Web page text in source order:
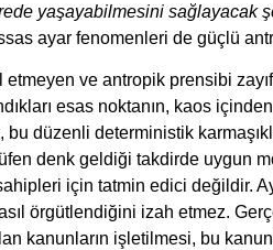
yaşayabilmesini sağlayacak
ayar fenomenleri de güçlü
ve antropik prensibi
esas noktanın, kaos
düzenli deterministik
denk geldiği takdirde uygun
için tatmin edici değildir.
örgütlendiğini izah etmez.
kanunların işletilmesi, bu